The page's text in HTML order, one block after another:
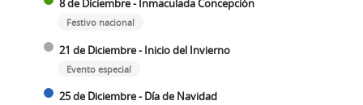
8 de Diciembre - Inmaculada Concepción
Festivo nacional
21 de Diciembre - Inicio del Invierno
Evento especial
25 de Diciembre - Día de Navidad